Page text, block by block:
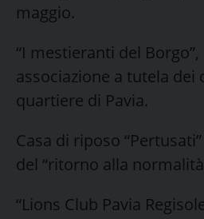
maggio.
“I mestieranti del
associazione a tutela
quartiere di Pavia.
Casa di riposo
del “ritorno alla
“Lions Club Pavia